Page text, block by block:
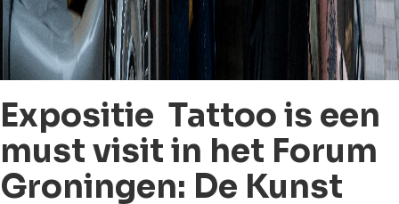
Expositie Tattoo is een
must visit in het Forum
Groningen: De Kunst